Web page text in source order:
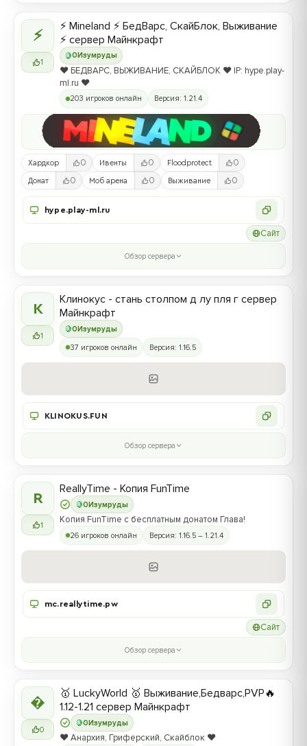
⚡
1
0 Изумруды
⚡ Mineland ⚡ БедВарс, СкайБлок, Выживание
⚡ сервер Майнкрафт
❤️ БЕДВАРС, ВЫЖИВАНИЕ, СКАЙБЛОК ❤️ IP: hype.play-
ml.ru ❤️
203 игроков онлайн Версия: 1.21.4
Хардкор 0 Ивенты 0 Floodprotect 0
Донат 0 Моб арена 0 Выживание 0
hype.play-ml.ru
Сайт
Обзор сервера
К
1
0Изумруды
Клинокус - стань столпом д лу пля г сервер
Майнкрафт
37 игроков онлайн Версия: 1.16.5
KLINOKUS.FUN
Обзор сервера
R
1
0Изумруды
ReallyTime - Копия FunTime
Копия FunTime с бесплатным донатом Глава!
26 игроков онлайн Версия: 1.16.5 – 1.21.4
mc.reallytime.pw
Сайт
Обзор сервера

0
0Изумруды
🥇 LuckyWorld 🥇 Выживание,Бедварс,PVP🔥
1.12-1.21 сервер Майнкрафт
❤️ Анархия, Гриферский, Скайблок ❤️